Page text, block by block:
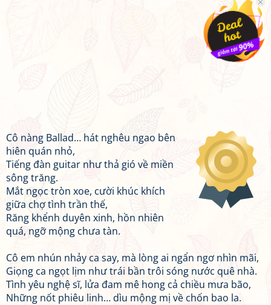
Cô nàng Ballad… hát nghêu ngao bên
hiên quán nhỏ,
Tiếng đàn guitar như thả gió về miền
sông trăng.
Mắt ngọc tròn xoe, cười khúc khích
giữa chợ tình trần thế,
Răng khểnh duyên xinh, hồn nhiên
quá, ngỡ mộng chưa tàn.
Cô em nhún nhảy ca say, mà lòng ai ngẩn ngơ nhìn mãi,
Giọng ca ngọt lịm như trái bần trôi sóng nước quê nhà.
Tình yêu nghệ sĩ, lửa đam mê hong cả chiều mưa bão,
Những nốt phiêu linh… dìu mộng mị về chốn bao la.